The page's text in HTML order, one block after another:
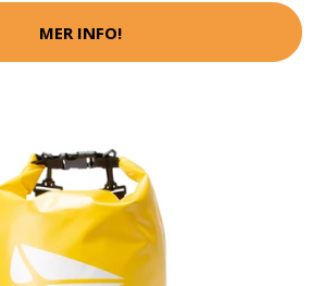
MER INFO!